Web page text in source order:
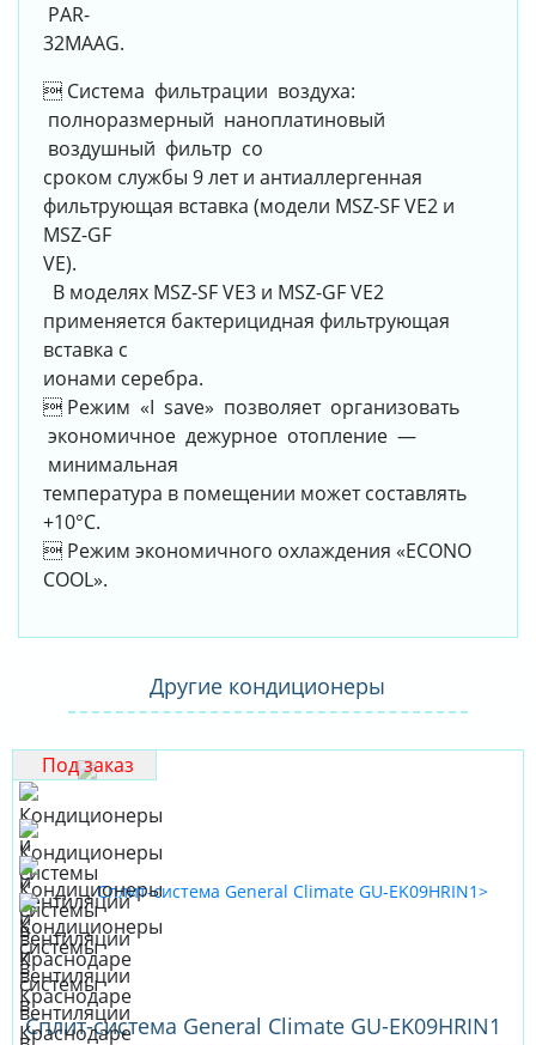
PAR-
32MAAG.
 Система фильтрации воздуха:
полноразмерный наноплатиновый
воздушный фильтр со
сроком службы 9 лет и антиаллергенная
фильтрующая вставка (модели MSZ-SF VE2 и
MSZ-GF
VE).
В моделях MSZ-SF VE3 и MSZ-GF VE2
применяется бактерицидная фильтрующая
вставка с
ионами серебра.
 Режим «I save» позволяет организовать
экономичное дежурное отопление —
минимальная
температура в помещении может составлять
+10°С.
 Режим экономичного охлаждения «ECONO
COOL».
Другие кондиционеры
Под заказ
Сплит-система General Climate GU-EK09HRIN1